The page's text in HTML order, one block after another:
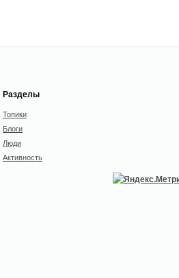
Разделы
Топики
Блоги
Люди
Активность